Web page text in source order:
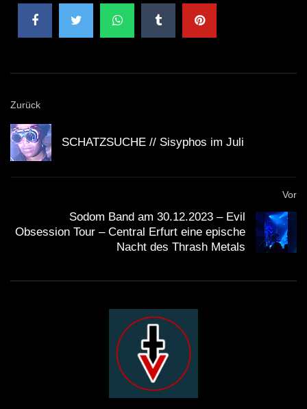
Zurück
SCHATZSUCHE // Sisyphos im Juli
Vor
Sodom Band am 30.12.2023 – Evil
Obsession Tour – Central Erfurt eine epische
Nacht des Thrash Metals